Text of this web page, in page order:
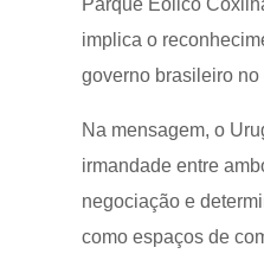
implica o
governo brasileiro no
Na mensagem, o
irmandade entre
negociação e
como espaços de